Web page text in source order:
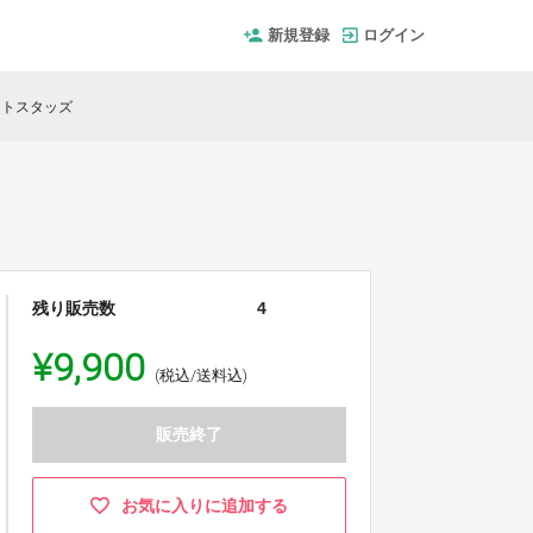
新規登録 ログイン
スタッズ
残り販売数 4
¥9,900 (税込/送料込)
販売終了
お気に入りに追加する